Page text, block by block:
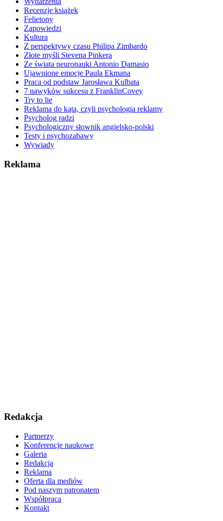
Recenzje książek
Felietony
Zapowiedzi
Kultura
Z perspektywy czasu Philipa Zimbardo
Złote myśli Stevena Pinkera
Ze świata neuronauki Antonio Damasio
Ujawnione emocje Paula Ekmana
Praca od podstaw Jarosława Kulbata
7 nawyków sukcesu z FranklinCovey
Try to lie
Reklama do kąta, czyli psychologia reklamy
Psycholog radzi
Psychologiczny słownik angielsko-polski
Testy i psychozabawy
Wywiady
Reklama
Redakcja
Partnerzy
Konferencje naukowe
Galeria
Redakcja
Reklama
Oferta dla mediów
Pod naszym patronatem
Współpraca
Kontakt